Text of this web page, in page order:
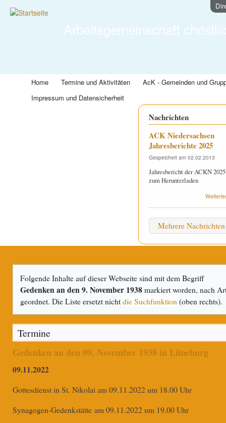
Arbeitsgemeinschaft
Home Termine und Aktivitäten
AcK - Gemeinden und
Impressum und Datensicherheit
Nachrichten
ACK Niedersachsen
Jahresberichte 2025
Gespeichert am 02.02.2013
Jahresbericht der ACKN 2025
zum Herunterladen
Mehrere Nachrichten
Folgende Inhalte auf dieser Webseite sind mit dem Begriff
Gedenken an den 9. November 1938markiert worden, nach
geordnet. Die Liste ersetzt nichtdie Suchfunktion (oben rechts).
Termine
Gedenken an den 09. November 1938 in Lüneburg
09.11.2022
Gottesdienst in St. Nikolai am 09.11.2022 um 18.00 Uhr
Synagogen-Gedenkstätte am 09.11.2022 um 19.00 Uhr